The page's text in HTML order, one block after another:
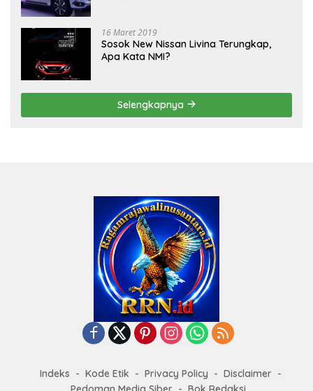
16 Maret 2019
Sosok New Nissan Livina Terungkap,
Apa Kata NMI?
Selengkapnya
Indeks Kode Etik Privacy Policy
Disclaimer